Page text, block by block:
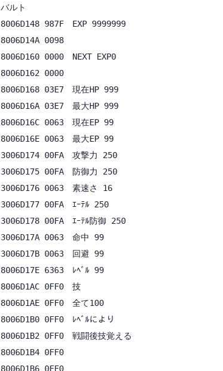
バルト
8006D148 987F　EXP 9999999
8006D14A 0098
8006D160 0000　NEXT EXP0
8006D162 0000
8006D168 03E7　現在HP 999
8006D16A 03E7　最大HP 999
8006D16C 0063　現在EP 99
8006D16E 0063　最大EP 99
3006D174 00FA　攻撃力 250
3006D175 00FA　防御力 250
3006D176 0063　素速さ 16
3006D177 00FA　ｴｰﾃﾙ 250
3006D178 00FA　ｴｰﾃﾙ防御 250
3006D17A 0063　命中 99
3006D17B 0063　回避 99
8006D17E 6363　ﾚﾍﾞﾙ 99
8006D1AC 0FF0　技
8006D1AE 0FF0　全て100
8006D1B0 0FF0　ﾚﾍﾞﾙにより
8006D1B2 0FF0　戦闘後技覚える
8006D1B4 0FF0
8006D1B6 0FF0